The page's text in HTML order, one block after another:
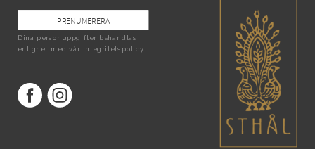
PRENUMERERA
Dina personuppgifter behandlas i
enlighet med vår integritetspolicy.